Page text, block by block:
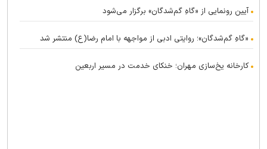
آیین رونمایی از «گاهِ گم‌شدگان» برگزار می‌شود
«گاهِ گم‌شدگان»؛ روایتی ادبی از مواجهه با امام رضا(ع) منتشر شد
کارخانه یخ‌سازی مهران؛ خنکای خدمت در مسیر اربعین